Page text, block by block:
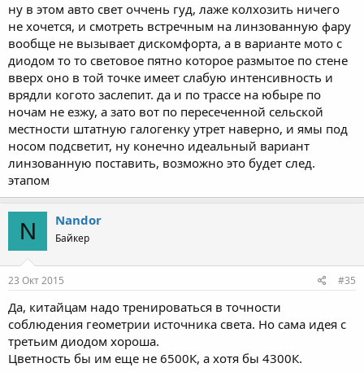
ну в этом авто свет оччень гуд, лаже колхозить ничего
не хочется, и смотреть встречным на линзованную фару
вообще не вызывает дискомфорта, а в варианте мото с
диодом то то световое пятно которое размытое по стене
вверх оно в той точке имеет слабую интенсивность и
врядли когото заслепит. да и по трассе на юбыре по
ночам не езжу, а зато вот по пересеченной сельской
местности штатную галогенку утрет наверно, и ямы под
носом подсветит, ну конечно идеальный вариант
линзованную поставить, возможно это будет след.
этапом
N Nandor
Байкер
23 Окт 2015 #35
Да, китайцам надо тренироваться в точности
соблюдения геометрии источника света. Но сама идея с
третьим диодом хороша.
Цветность бы им еще не 6500К, а хотя бы 4300К.